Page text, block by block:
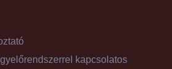
kapcsolatos